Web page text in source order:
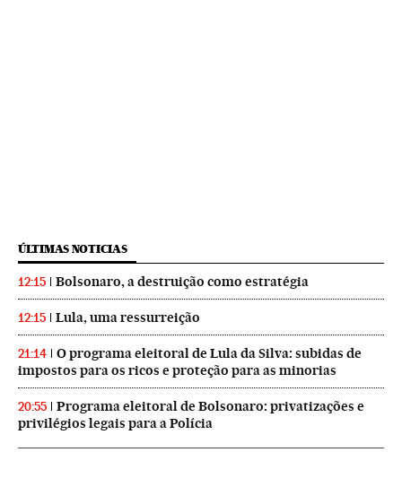
ÚLTIMAS NOTICIAS
12:15 Bolsonaro, a destruição como estratégia
12:15 Lula, uma ressurreição
21:14
O programa eleitoral de Lula da Silva: subidas de
impostos para os ricos e proteção para as minorias
20:55
Programa eleitoral de Bolsonaro: privatizações e
privilégios legais para a Polícia